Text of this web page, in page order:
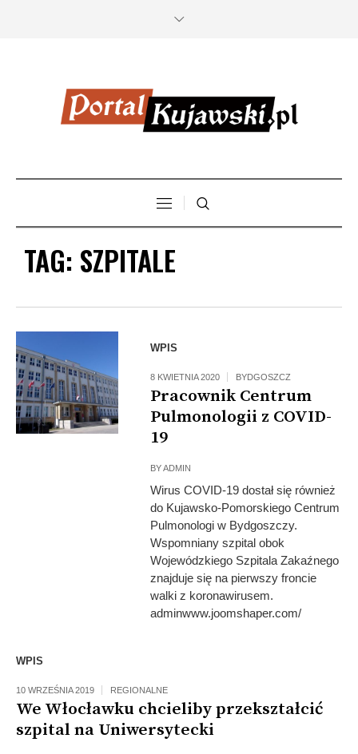
TAG: SZPITALE
WPIS
8 KWIETNIA 2020 BYDGOSZCZ
Pracownik Centrum
Pulmonologii z COVID-
19
BYADMIN
Wirus COVID-19 dostał się również
do Kujawsko-Pomorskiego Centrum
Pulmonologi w Bydgoszczy.
Wspomniany szpital obok
Wojewódzkiego Szpitala Zakaźnego
znajduje się na pierwszy froncie
walki z koronawirusem.
adminwww.joomshaper.com/
WPIS
10 WRZEŚNIA 2019 REGIONALNE
We Włocławku chcieliby przekształcić
szpital na Uniwersytecki